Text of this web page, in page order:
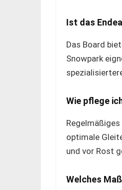
Ist das
Das Board
Snowpark
Wie pflege
optimale
und vor Rost
Welches